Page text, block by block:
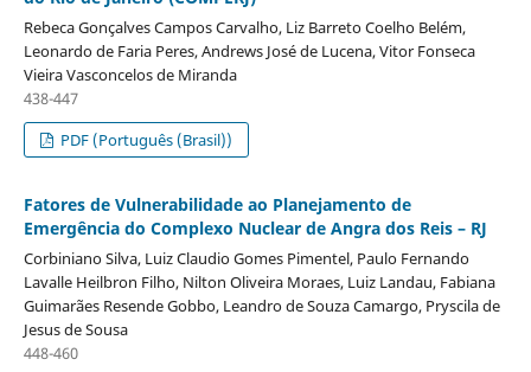
Rebeca Gonçalves Campos Carvalho, Liz Barreto Coelho Belém,
Leonardo de Faria Peres, Andrews José de Lucena, Vitor Fonseca
Vieira Vasconcelos de Miranda
438-447
PDF (Português (Brasil))
Fatores de Vulnerabilidade ao Planejamento de
Emergência do Complexo Nuclear de Angra dos Reis – RJ
Corbiniano Silva, Luiz Claudio Gomes Pimentel, Paulo Fernando
Lavalle Heilbron Filho, Nilton Oliveira Moraes, Luiz Landau, Fabiana
Guimarães Resende Gobbo, Leandro de Souza Camargo, Pryscila de
Jesus de Sousa
448-460